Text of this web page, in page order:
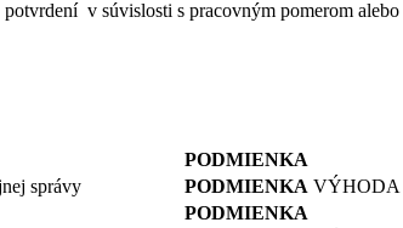
v súvislosti s pracovným pomerom alebo
PODMIENKA
správy PODMIENKA VÝHODA
PODMIENKA